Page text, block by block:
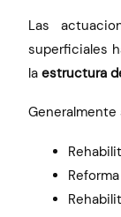
Las
superficiales
laestructura